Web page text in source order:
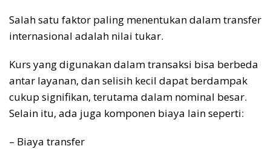
Salah satu faktor paling menentukan dalam transfer
internasional adalah nilai tukar.
Kurs yang digunakan dalam transaksi bisa berbeda
antar layanan, dan selisih kecil dapat berdampak
cukup signifikan, terutama dalam nominal besar.
Selain itu, ada juga komponen biaya lain seperti:
– Biaya transfer